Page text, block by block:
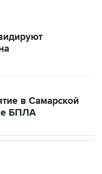
в Самарской
БПЛА